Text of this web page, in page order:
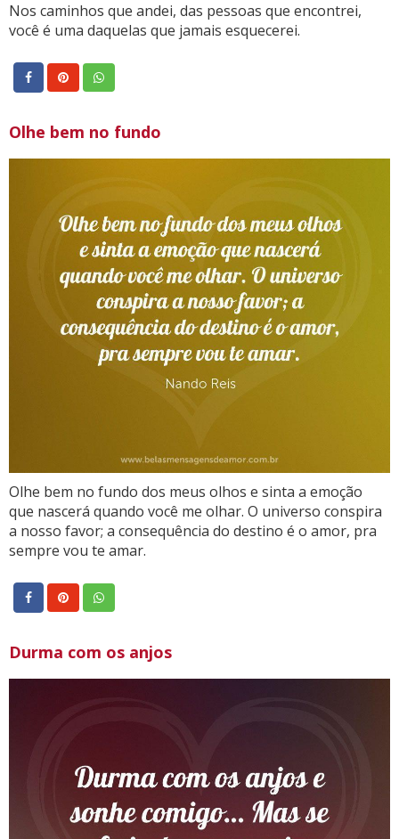
Nos caminhos que andei, das pessoas que encontrei,
você é uma daquelas que jamais esquecerei.
Olhe bem no fundo
Olhe bem no fundo dos meus olhos e sinta a emoção
que nascerá quando você me olhar. O universo conspira
a nosso favor; a consequência do destino é o amor, pra
sempre vou te amar.
Durma com os anjos